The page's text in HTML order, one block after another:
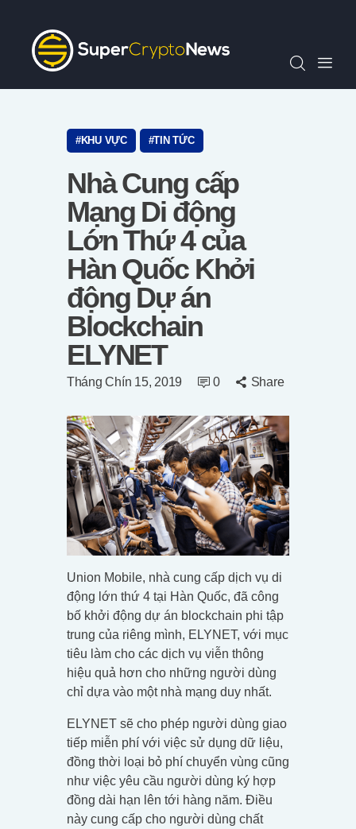
Chỉ Số SCN30
Tin Tức
Quan Điểm
Video
Tiếng Việt
KHU VỰC TIN TỨC
Nhà Cung cấp
Mạng Di động
Lớn Thứ 4 của
Hàn Quốc Khởi
động Dự án
Blockchain
ELYNET
Tháng Chín 15, 2019 0 Share
Union Mobile, nhà cung cấp dịch vụ di
động lớn thứ 4 tại Hàn Quốc, đã công
bố khởi động dự án blockchain phi tập
trung của riêng mình, ELYNET, với mục
tiêu làm cho các dịch vụ viễn thông
hiệu quả hơn cho những người dùng
chỉ dựa vào một nhà mạng duy nhất.
ELYNET sẽ cho phép người dùng giao
tiếp miễn phí với việc sử dụng dữ liệu,
đồng thời loại bỏ phí chuyển vùng cũng
như việc yêu cầu người dùng ký hợp
đồng dài hạn lên tới hàng năm. Điều
này cung cấp cho người dùng chất